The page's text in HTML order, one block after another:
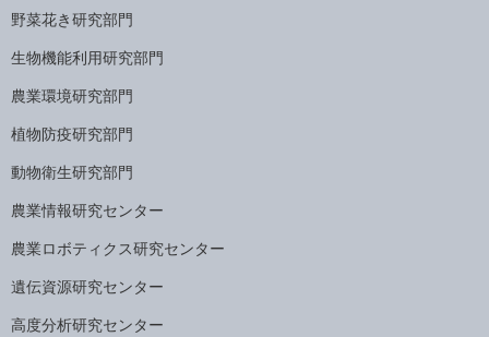
野菜花き研究部門
生物機能利用研究部門
農業環境研究部門
植物防疫研究部門
動物衛生研究部門
農業情報研究センター
農業ロボティクス研究センター
遺伝資源研究センター
高度分析研究センター